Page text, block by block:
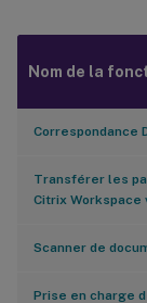
Nom de la
Correspondance
Transférer les
Citrix Workspace
Scanner de
Prise en charge